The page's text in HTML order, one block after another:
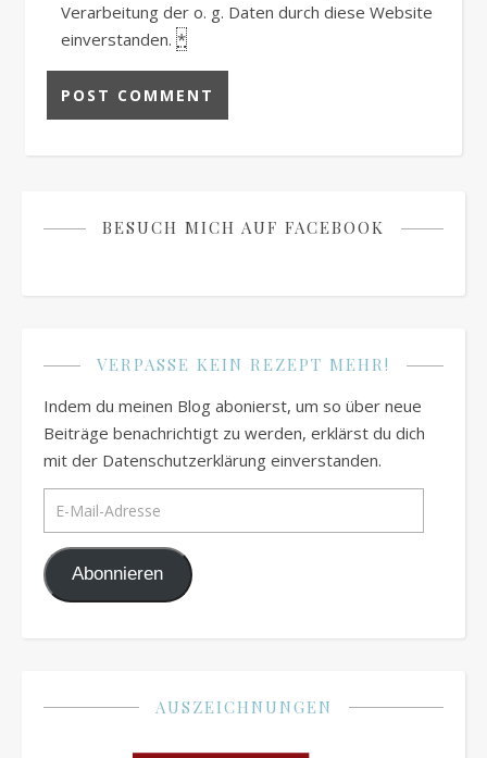
Verarbeitung der o. g. Daten durch diese Website
einverstanden. *
BESUCH MICH AUF FACEBOOK
VERPASSE KEIN REZEPT MEHR!
Indem du meinen Blog abonierst, um so über neue
Beiträge benachrichtigt zu werden, erklärst du dich
mit der Datenschutzerklärung einverstanden.
E-Mail-Adresse
Abonnieren
AUSZEICHNUNGEN